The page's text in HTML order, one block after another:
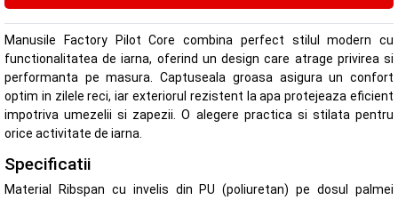
Manusile Factory Pilot Core combina perfect stilul modern cu
functionalitatea de iarna, oferind un design care atrage privirea si
performanta pe masura. Captuseala groasa asigura un confort
optim in zilele reci, iar exteriorul rezistent la apa protejeaza eficient
impotriva umezelii si zapezii. O alegere practica si stilata pentru
orice activitate de iarna.
Specificatii
Material Ribspan cu invelis din PU (poliuretan) pe dosul palmei